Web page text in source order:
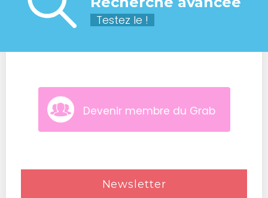
Testez le !
Devenir membre du Grab
Newsletter